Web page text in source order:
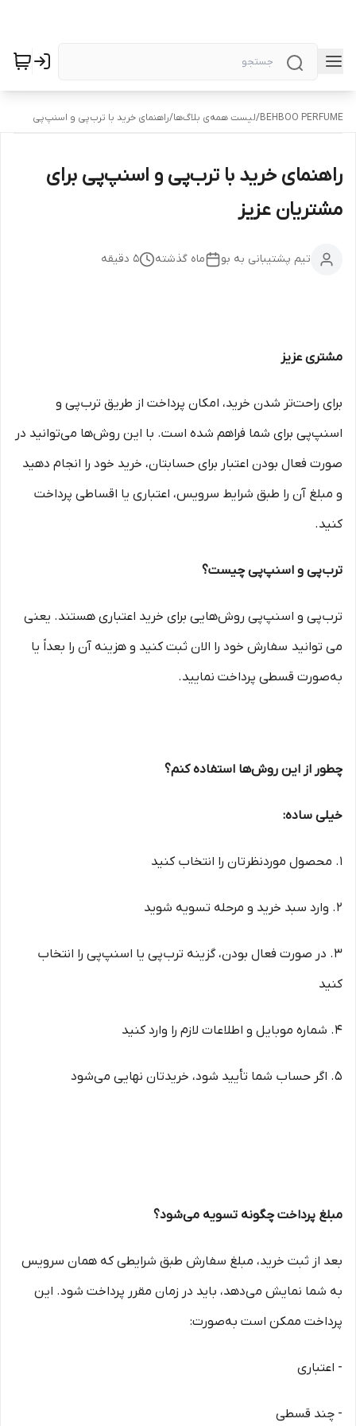
BEHBOO PERFUME
/لیست همه‌ی بلاگ‌ها/راهنمای خرید با ترب‌پی و اسنپ‌پی
راهنمای خرید با ترب‌پی و اسنپ‌پی برای
مشتریان عزیز
تیم پشتیبانی به بو ماه گذشته 5 دقیقه
مشتری عزیز
برای راحت‌تر شدن خرید، امکان پرداخت از طریق ترب‌پی و
اسنپ‌پی برای شما فراهم شده است. با این روش‌ها می‌توانید در
صورت فعال بودن اعتبار برای حسابتان، خرید خود را انجام دهید
و مبلغ آن را طبق شرایط سرویس، اعتباری یا اقساطی پرداخت
کنید.
ترب‌پی و اسنپ‌پی چیست؟
ترب‌پی و اسنپ‌پی روش‌هایی برای خرید اعتباری هستند. یعنی
می توانید سفارش خود را الان ثبت کنید و هزینه آن را بعداً یا
به‌صورت قسطی پرداخت نمایید.
چطور از این روش‌ها استفاده کنم؟
خیلی ساده:
1. محصول موردنظرتان را انتخاب کنید
2. وارد سبد خرید و مرحله تسویه شوید
3. در صورت فعال بودن، گزینه ترب‌پی یا اسنپ‌پی را انتخاب
کنید
4. شماره موبایل و اطلاعات لازم را وارد کنید
5. اگر حساب شما تأیید شود، خریدتان نهایی می‌شود
مبلغ پرداخت چگونه تسویه می‌شود؟
بعد از ثبت خرید، مبلغ سفارش طبق شرایطی که همان سرویس
به شما نمایش می‌دهد، باید در زمان مقرر پرداخت شود. این
پرداخت ممکن است به‌صورت:
- اعتباری
- چند قسطی